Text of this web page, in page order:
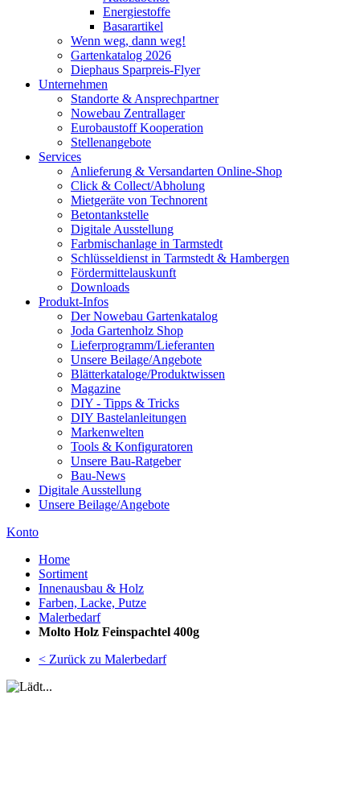
Energiestoffe
Basarartikel
Wenn weg, dann weg!
Gartenkatalog 2026
Diephaus Sparpreis-Flyer
Unternehmen
Standorte & Ansprechpartner
Nowebau Zentrallager
Eurobaustoff Kooperation
Stellenangebote
Services
Anlieferung & Versandarten Online-Shop
Click & Collect/Abholung
Mietgeräte von Technorent
Betontankstelle
Digitale Ausstellung
Farbmischanlage in Tarmstedt
Schlüsseldienst in Tarmstedt & Hambergen
Fördermittelauskunft
Downloads
Produkt-Infos
Der Nowebau Gartenkatalog
Joda Gartenholz Shop
Lieferprogramm/Lieferanten
Unsere Beilage/Angebote
Blätterkataloge/Produktwissen
Magazine
DIY - Tipps & Tricks
DIY Bastelanleitungen
Markenwelten
Tools & Konfiguratoren
Unsere Bau-Ratgeber
Bau-News
Digitale Ausstellung
Unsere Beilage/Angebote
Konto
Home
Sortiment
Innenausbau & Holz
Farben, Lacke, Putze
Malerbedarf
Molto Holz Feinspachtel 400g
< Zurück zu Malerbedarf